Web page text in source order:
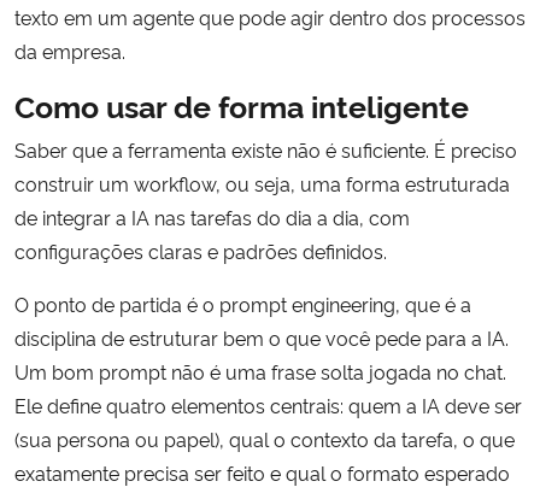
texto em um agente que pode agir dentro dos processos
da empresa.
Como usar de forma inteligente
Saber que a ferramenta existe não é suficiente. É preciso
construir um workflow, ou seja, uma forma estruturada
de integrar a IA nas tarefas do dia a dia, com
configurações claras e padrões definidos.
O ponto de partida é o prompt engineering, que é a
disciplina de estruturar bem o que você pede para a IA.
Um bom prompt não é uma frase solta jogada no chat.
Ele define quatro elementos centrais: quem a IA deve ser
(sua persona ou papel), qual o contexto da tarefa, o que
exatamente precisa ser feito e qual o formato esperado